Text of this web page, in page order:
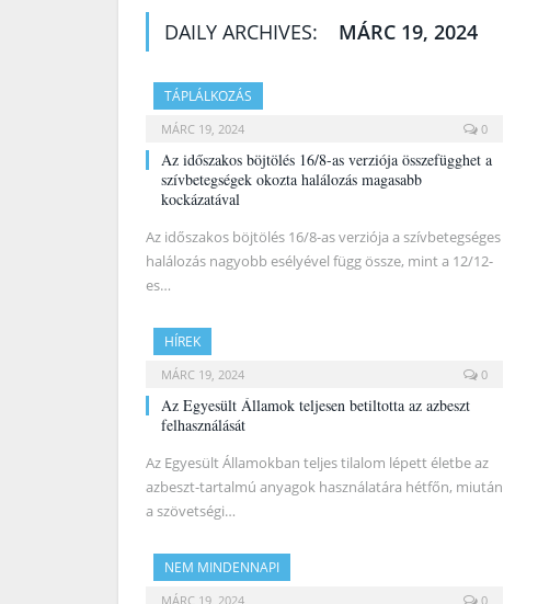
DAILY ARCHIVES: MÁRC 19, 2024
TÁPLÁLKOZÁS
MÁRC 19, 2024 0
Az időszakos böjtölés 16/8-as verziója összefügghet a
szívbetegségek okozta halálozás magasabb
kockázatával
Az időszakos böjtölés 16/8-as verziója a szívbetegséges
halálozás nagyobb esélyével függ össze, mint a 12/12-
es…
HÍREK
MÁRC 19, 2024 0
Az Egyesült Államok teljesen betiltotta az azbeszt
felhasználását
Az Egyesült Államokban teljes tilalom lépett életbe az
azbeszt-tartalmú anyagok használatára hétfőn, miután
a szövetségi…
NEM MINDENNAPI
MÁRC 19, 2024 0